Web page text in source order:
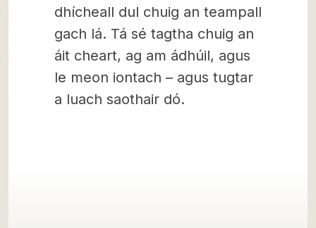
dhícheall dul chuig an teampall
gach lá. Tá sé tagtha chuig an
áit cheart, ag am ádhúil, agus
le meon iontach – agus tugtar
a luach saothair dó.